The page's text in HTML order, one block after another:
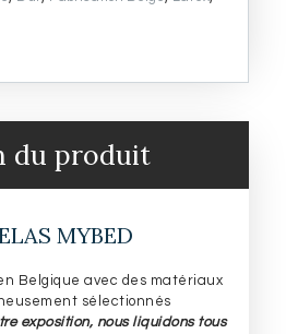
r
d
du produit
MYBED
Belgique avec des matériaux
sélectionnés
exposition, nous liquidons tous